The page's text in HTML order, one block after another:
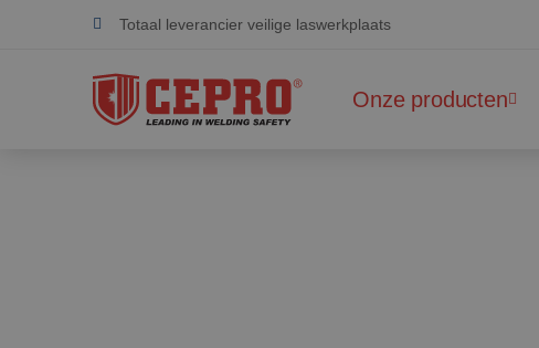
Totaal leverancier veilige laswerkplaats
Toegewijd & flexibel
Gecertificeerde producten
Onze producten